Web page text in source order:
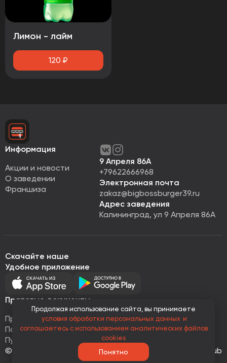
Лимон - лайм
120 ₽
Информация
Акции и новости
О заведении
Франшиза
9 Апреля 86А
+79622666968
Электронная почта
zakaz@bigbossburger39.ru
Адрес заведения
Калининград, ул 9 Апреля 86А
Скачайте наше
Удобное приложение
Правовые документы
Правовая информация
Политика обработки персональных данных
Публичная оферта
© Все права защищены 2026 Работает на Loyalhub
Продолжая использование сайта, вы принимаете
условия обработки персональных данных и
соглашаетесь с использованием аналитических файлов
cookies
Понятно